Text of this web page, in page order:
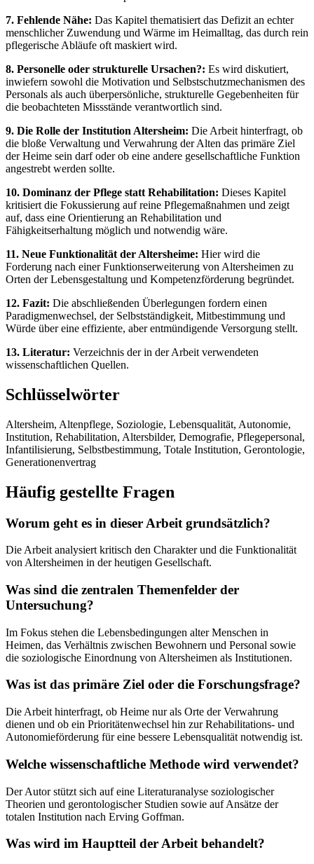
7. Fehlende Nähe: Das Kapitel thematisiert das Defizit an echter
menschlicher Zuwendung und Wärme im Heimalltag, das durch rein
pflegerische Abläufe oft maskiert wird.
8. Personelle oder strukturelle Ursachen?: Es wird diskutiert,
inwiefern sowohl die Motivation und Selbstschutzmechanismen des
Personals als auch überpersönliche, strukturelle Gegebenheiten für
die beobachteten Missstände verantwortlich sind.
9. Die Rolle der Institution Altersheim: Die Arbeit hinterfragt, ob
die bloße Verwaltung und Verwahrung der Alten das primäre Ziel
der Heime sein darf oder ob eine andere gesellschaftliche Funktion
angestrebt werden sollte.
10. Dominanz der Pflege statt Rehabilitation: Dieses Kapitel
kritisiert die Fokussierung auf reine Pflegemaßnahmen und zeigt
auf, dass eine Orientierung an Rehabilitation und
Fähigkeitserhaltung möglich und notwendig wäre.
11. Neue Funktionalität der Altersheime: Hier wird die
Forderung nach einer Funktionserweiterung von Altersheimen zu
Orten der Lebensgestaltung und Kompetenzförderung begründet.
12. Fazit: Die abschließenden Überlegungen fordern einen
Paradigmenwechsel, der Selbstständigkeit, Mitbestimmung und
Würde über eine effiziente, aber entmündigende Versorgung stellt.
13. Literatur: Verzeichnis der in der Arbeit verwendeten
wissenschaftlichen Quellen.
Schlüsselwörter
Altersheim, Altenpflege, Soziologie, Lebensqualität, Autonomie,
Institution, Rehabilitation, Altersbilder, Demografie, Pflegepersonal,
Infantilisierung, Selbstbestimmung, Totale Institution, Gerontologie,
Generationenvertrag
Häufig gestellte Fragen
Worum geht es in dieser Arbeit grundsätzlich?
Die Arbeit analysiert kritisch den Charakter und die Funktionalität
von Altersheimen in der heutigen Gesellschaft.
Was sind die zentralen Themenfelder der
Untersuchung?
Im Fokus stehen die Lebensbedingungen alter Menschen in
Heimen, das Verhältnis zwischen Bewohnern und Personal sowie
die soziologische Einordnung von Altersheimen als Institutionen.
Was ist das primäre Ziel oder die Forschungsfrage?
Die Arbeit hinterfragt, ob Heime nur als Orte der Verwahrung
dienen und ob ein Prioritätenwechsel hin zur Rehabilitations- und
Autonomieförderung für eine bessere Lebensqualität notwendig ist.
Welche wissenschaftliche Methode wird verwendet?
Der Autor stützt sich auf eine Literaturanalyse soziologischer
Theorien und gerontologischer Studien sowie auf Ansätze der
totalen Institution nach Erving Goffman.
Was wird im Hauptteil der Arbeit behandelt?